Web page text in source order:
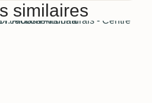
similaires